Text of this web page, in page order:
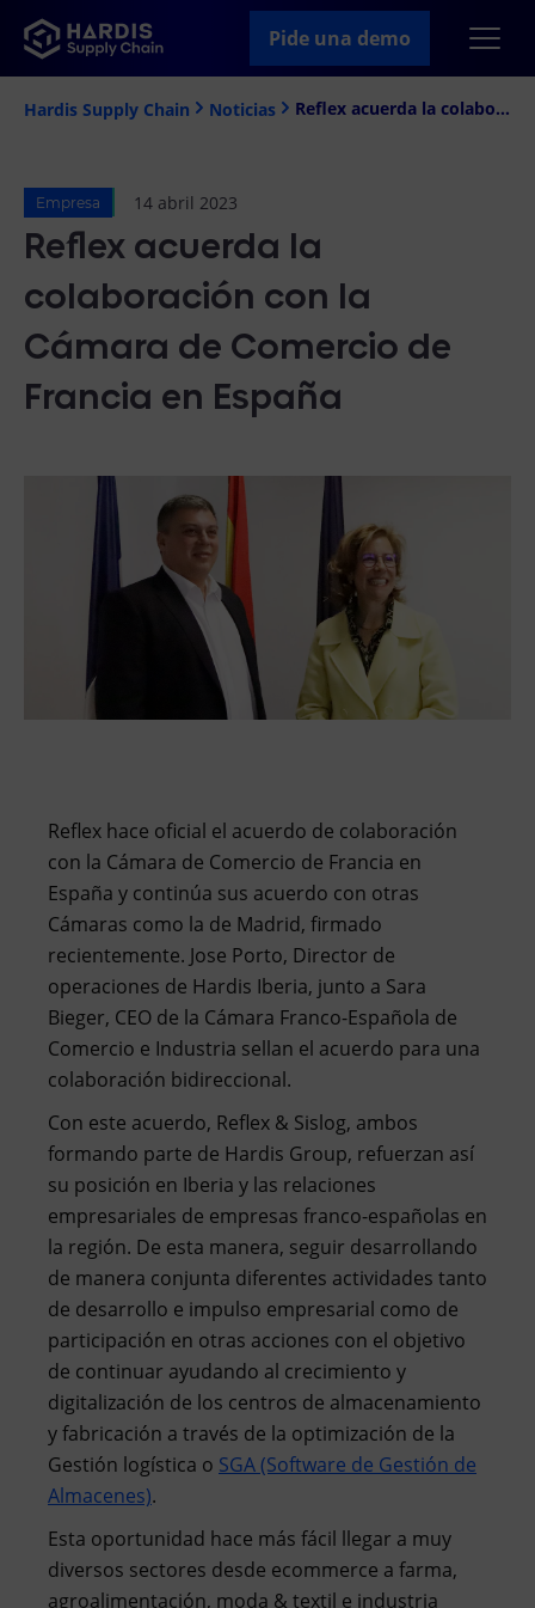
Pide una demo
Hardis Supply Chain Noticias Reflex acuerda la colaboración con la Cámara de Comercio de Francia en España
Empresa 14 abril 2023
Reflex acuerda la
colaboración con la
Cámara de Comercio de
Francia en España
Reflex hace oficial el acuerdo de colaboración
con la Cámara de Comercio de Francia en
España y continúa sus acuerdo con otras
Cámaras como la de Madrid, firmado
recientemente. Jose Porto, Director de
operaciones de Hardis Iberia, junto a Sara
Bieger, CEO de la Cámara Franco-Española de
Comercio e Industria sellan el acuerdo para una
colaboración bidireccional.
Con este acuerdo, Reflex & Sislog, ambos
formando parte de Hardis Group, refuerzan así
su posición en Iberia y las relaciones
empresariales de empresas franco-españolas en
la región. De esta manera, seguir desarrollando
de manera conjunta diferentes actividades tanto
de desarrollo e impulso empresarial como de
participación en otras acciones con el objetivo
de continuar ayudando al crecimiento y
digitalización de los centros de almacenamiento
y fabricación a través de la optimización de la
Gestión logística o SGA (Software de Gestión de
Almacenes).
Esta oportunidad hace más fácil llegar a muy
diversos sectores desde ecommerce a farma,
agroalimentación, moda & textil e industria